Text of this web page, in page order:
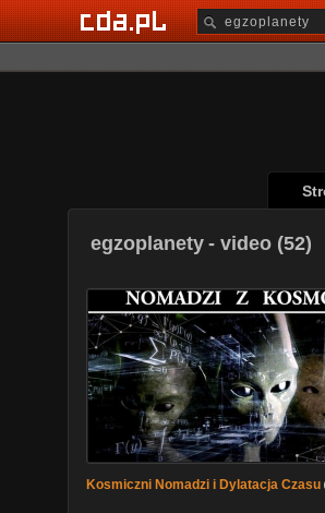
egzoplanety - video (52)
Kosmiczni Nomadzi i Dylatacja Czasu